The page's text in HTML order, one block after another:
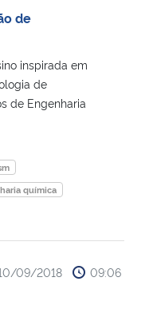
de
inspirada em
de
de Engenharia
química
09/2018 09:06